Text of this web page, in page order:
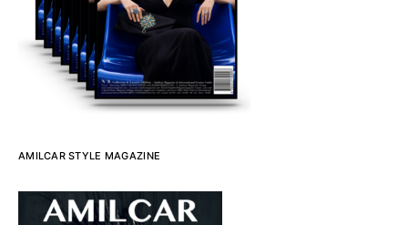
AMILCAR STYLE MAGAZINE